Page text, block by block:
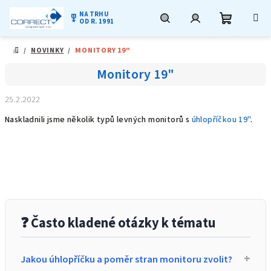
military_tech NA TRHU
OD R. 1991
DOMŮ
/ NOVINKY / MONITORY 19"
Monitory 19"
25.2.2022
Naskladnili jsme několik typů levných monitorů s úhlopříčkou 19".
❓ Často kladené otázky k tématu
Jakou úhlopříčku a poměr stran monitoru zvolit? +